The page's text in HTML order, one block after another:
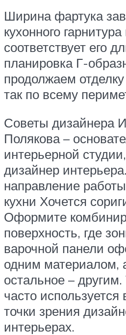
Ширина фартука
кухонного
соответствует его
планировка Г-
продолжаем
так по всему
Советы дизайнера
Полякова –
интерьерной
дизайнер
направление
кухни Хочется
Оформите
поверхность, где
варочной панели
одним материалом,
остальное –
часто
точки зрения
интерьерах.